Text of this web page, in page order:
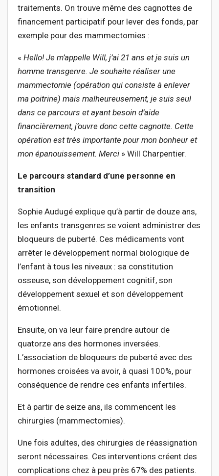
traitements. On trouve même des cagnottes de
financement participatif pour lever des fonds, par
exemple pour des mammectomies :
« Hello! Je m’appelle Will, j’ai 21 ans et je suis un
homme transgenre. Je souhaite réaliser une
mammectomie (opération qui consiste à enlever
ma poitrine) mais malheureusement, je suis seul
dans ce parcours et ayant besoin d’aide
financièrement, j’ouvre donc cette cagnotte. Cette
opération est très importante pour mon bonheur et
mon épanouissement. Merci » Will Charpentier.
Le parcours standard d’une personne en
transition
Sophie Audugé explique qu’à partir de douze ans,
les enfants transgenres se voient administrer des
bloqueurs de puberté. Ces médicaments vont
arrêter le développement normal biologique de
l’enfant à tous les niveaux : sa constitution
osseuse, son développement cognitif, son
développement sexuel et son développement
émotionnel.
Ensuite, on va leur faire prendre autour de
quatorze ans des hormones inversées.
L’association de bloqueurs de puberté avec des
hormones croisées va avoir, à quasi 100%, pour
conséquence de rendre ces enfants infertiles.
Et à partir de seize ans, ils commencent les
chirurgies (mammectomies).
Une fois adultes, des chirurgies de réassignation
seront nécessaires. Ces interventions créent des
complications chez à peu près 67% des patients.